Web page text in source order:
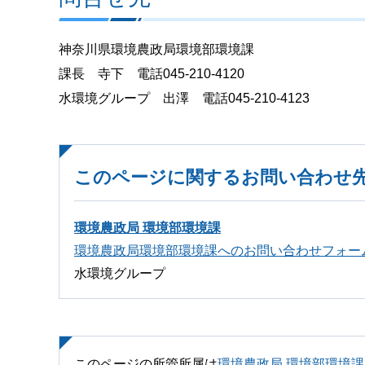
神奈川県環境農政局環境部環境課
課長 寺下 電話045-210-4120
水環境グループ 出澤 電話045-210-4123
このページに関するお問い合わせ
環境農政局 環境部環境課
環境農政局環境部環境課へのお問い合わせフォー
水環境グループ